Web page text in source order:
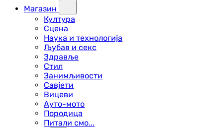
Магазин
Култура
Сцена
Наука и технологија
Љубав и секс
Здравље
Стил
Занимљивости
Савјети
Вицеви
Ауто-мото
Породица
Питали смо...